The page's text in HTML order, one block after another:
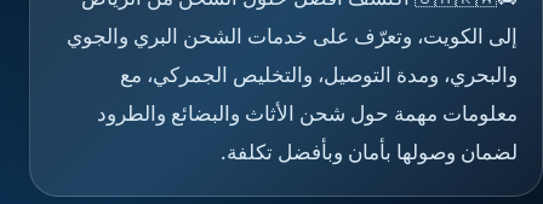
إلى الكويت، وتعرّف على خدمات الشحن البري والجوي
والبحري، ومدة التوصيل، والتخليص الجمركي، مع
معلومات مهمة حول شحن الأثاث والبضائع والطرود
لضمان وصولها بأمان وبأفضل تكلفة.